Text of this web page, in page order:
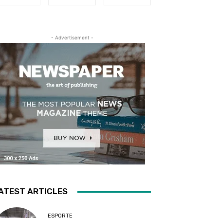
- Advertisement -
ARTICLES
ESPORTE